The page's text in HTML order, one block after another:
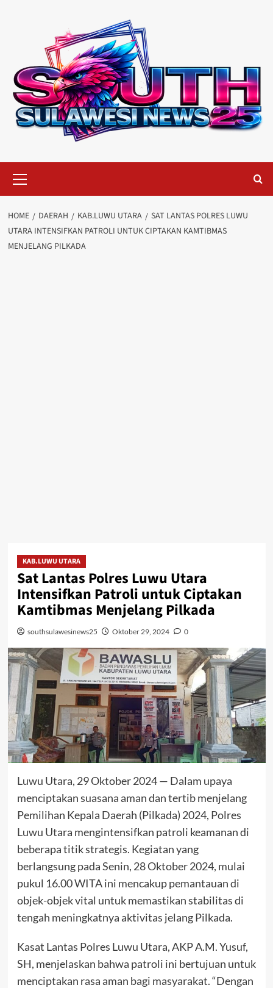
Menu
HOME DAERAH KAB.LUWU UTARA
SAT LANTAS POLRES LUWU
UTARA INTENSIFKAN PATROLI UNTUK CIPTAKAN KAMTIBMAS
MENJELANG PILKADA
KAB.LUWU UTARA
Sat Lantas Polres Luwu Utara
Intensifkan Patroli untuk Ciptakan
Kamtibmas Menjelang Pilkada
southsulawesinews25 Oktober 29, 2024 0
Luwu Utara, 29 Oktober 2024 — Dalam upaya
menciptakan suasana aman dan tertib menjelang
Pemilihan Kepala Daerah (Pilkada) 2024, Polres
Luwu Utara mengintensifkan patroli keamanan di
beberapa titik strategis. Kegiatan yang
berlangsung pada Senin, 28 Oktober 2024, mulai
pukul 16.00 WITA ini mencakup pemantauan di
objek-objek vital untuk memastikan stabilitas di
tengah meningkatnya aktivitas jelang Pilkada.
Kasat Lantas Polres Luwu Utara, AKP A.M. Yusuf,
SH, menjelaskan bahwa patroli ini bertujuan untuk
menciptakan rasa aman bagi masyarakat. “Dengan